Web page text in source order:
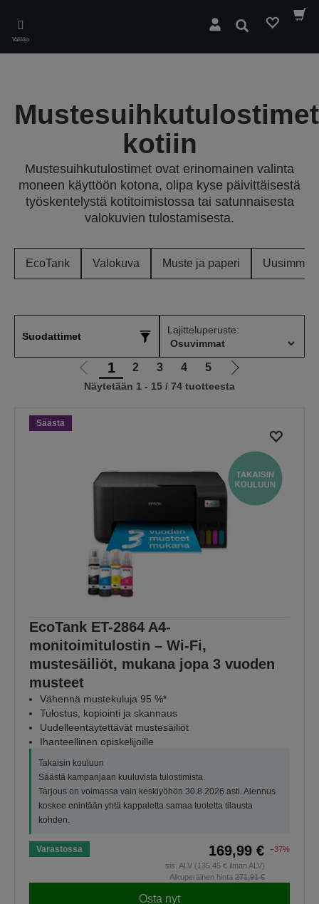
main
content
Valikko
Hae
Mustesuihkutulostimet
kotiin
Mustesuihkutulostimet ovat erinomainen valinta
moneen käyttöön kotona, olipa kyse päivittäisestä
työskentelystä kotitoimistossa tai satunnaisesta
valokuvien tulostamisesta.
EcoTank Valokuva Muste ja paperi Uusimmat
Suodattimet
Lajitteluperuste:
Siirry
edelliselle
1 2 3 4 5
Siirry
seuraavalle
Näytetään 1 - 15 / 74 tuotteesta
Säästä
EcoTank ET-2864 A4-
monitoimitulostin – Wi-Fi,
mustesäiliöt, mukana jopa 3 vuoden
musteet
Vähennä mustekuluja 95 %*
Tulostus, kopiointi ja skannaus
Uudelleentäytettävät mustesäiliöt
Ihanteellinen opiskelijoille
Takaisin kouluun
Säästä kampanjaan kuuluvista tulostimista.
Tarjous on voimassa vain keskiyöhön 30.8.2026 asti. Alennus
koskee enintään yhtä kappaletta samaa tuotetta tilausta
kohden.
Varastossa 169,99 €
−37%
sis. ALV (135,45 € ilman ALV)
Alkuperäinen hinta 271,91 €
Osta nyt